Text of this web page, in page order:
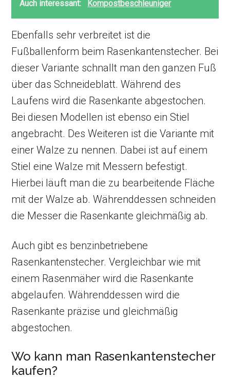
Auch interessant: Kompostbeschleuniger
Ebenfalls sehr verbreitet ist die
Fußballenform beim Rasenkantenstecher. Bei
dieser Variante schnallt man den ganzen Fuß
über das Schneideblatt. Während des
Laufens wird die Rasenkante abgestochen.
Bei diesen Modellen ist ebenso ein Stiel
angebracht. Des Weiteren ist die Variante mit
einer Walze zu nennen. Dabei ist auf einem
Stiel eine Walze mit Messern befestigt.
Hierbei läuft man die zu bearbeitende Fläche
mit der Walze ab. Währenddessen schneiden
die Messer die Rasenkante gleichmäßig ab.
Auch gibt es benzinbetriebene
Rasenkantenstecher. Vergleichbar wie mit
einem Rasenmäher wird die Rasenkante
abgelaufen. Währenddessen wird die
Rasenkante präzise und gleichmäßig
abgestochen.
Wo kann man Rasenkantenstecher
kaufen?